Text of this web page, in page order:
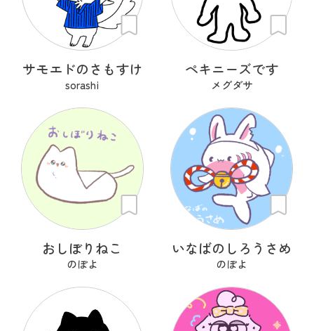
サモエドのさもすけ
sorashi
ペキニーズです
メグダサ
おしぼりねこ
のぽよ
いなばのしろうさめ
のぽよ